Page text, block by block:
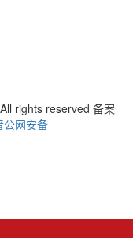
rights reserved 备案
公网安备